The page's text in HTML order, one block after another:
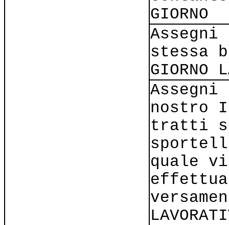
GIORNO
stessa
GIORNO
Assegni
nostro
tratti
quale